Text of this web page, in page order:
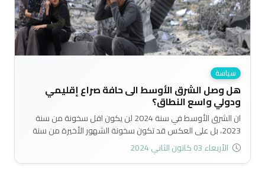
سياسة
هل وصل الشرق الأوسط الى حافة صراع إقليمي
ودولي واسع النطاق؟
ان الشرق الأوسط في سنة 2024 لن يكون اقل سخونة من سنة
2023، بل على العكس قد تكون سخونة الشهور الأخيرة من سنة
2023 مجرد احماء لما هو قادم في السنة الجديدة، فكل الأطراف
تشحذ سيوفها، وطبول الصراع تقرع بأعلى اصواتها، ولن ينجوا مما
هو قادم الا الدول القوية التي تتصف بقيادات حكيمة فعالة تمتلك
الأربعاء 03 كانون الثاني 2024